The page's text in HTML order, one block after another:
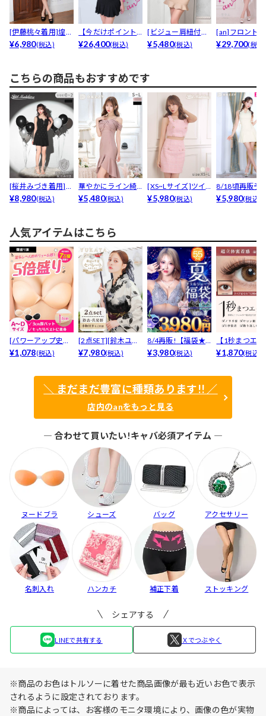
[伊藤桃々着用]煌め
くツイード×透け
¥6,980(税込)
【今だけポイント0
倍】[an]バイカラ...
¥26,400(税込)
[ビジュー肩紐付き]
セクシーVカット
¥5,480(税込)
[an]フロント
リボンビジュ
¥29,700(税込)
こちらの商品もおすすめです
[桜井みづき着用]谷
間ジップ×ビジュ
¥8,980(税込)
華やかにライン綺
麗!フロントツイス
¥5,480(税込)
[XS~Lサイズ]ツイ
ードタイトミニセ...
¥5,980(税込)
8/18頃再販予
【XSサイズ追
¥5,980(税込)
人気アイテムはこちら
[パワーアップ史上
最強5倍盛りアップ
¥1,078(税込)
[2点SET][鈴木ユリ
ア(baby)...
¥7,980(税込)
8/4再販!【福袋★
ブラセット3点
¥3,980(税込)
【1秒まつエ
リュームタイ
¥1,870(税込)
＼ まだまだ豊富に種類あります!! ／
店内のanをもっと見る
― 合わせて買いたい!キャバ必須アイテム ―
ヌードブラ シューズ バッグ アクセサリー
名刺入れ ハンカチ 補正下着 ストッキング
シェアする
LINEで共有する Ｘでつぶやく
※商品のお色はトルソーに着せた商品画像が最も近いお色で表示
されるように設定されております。
※商品によっては、お客様のモニタ環境により、画像の色が実物